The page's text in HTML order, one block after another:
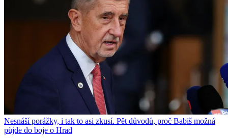
Nesnáší porážky, i tak to asi zkusí. Pět důvodů, proč Babiš možná
půjde do boje o Hrad